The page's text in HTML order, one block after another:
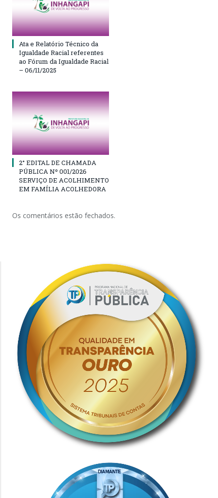
Ata e Relatório Técnico da
Igualdade Racial referentes
ao Fórum da Igualdade Racial
– 06/11/2025
2° EDITAL DE CHAMADA
PÚBLICA Nº 001/2026
SERVIÇO DE ACOLHIMENTO
EM FAMÍLIA ACOLHEDORA
Os comentários estão fechados.